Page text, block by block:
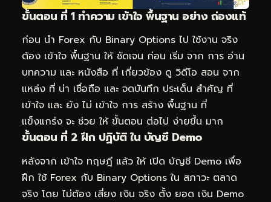
ขั้นตอน ที่ 1 ทำความ เข้าใจ พื้นฐาน อย่าง ถ่องแท้
ก่อน นำ Forex กับ Binary Options ไป ใช้งาน จริง
ต้อง เข้าใจ พื้นฐาน ให้ ชัดเจน ก่อน เริ่ม จาก การ อ่าน
บทความ และ หนังสือ ที่ เกี่ยวข้อง ดู วิดีโอ สอน จาก
แหล่ง ที่ น่า เชื่อถือ และ จดบันทึก ประเด็น สำคัญ ที่
เข้าใจ และ ยัง ไม่ เข้าใจ การ สร้าง พื้นฐาน ที่
แข็งแกร่ง จะ ช่วย ให้ ขั้นตอน ต่อไป ง่ายขึ้น มาก
ขั้นตอน ที่ 2 ฝึก ปฏิบัติ ใน บัญชี Demo
หลังจาก เข้าใจ ทฤษฎี แล้ว ให้ เปิด บัญชี Demo เพื่อ
ฝึก ใช้ Forex กับ Binary Options ใน สภาวะ ตลาด
จริง โดย ไม่ต้อง เสี่ยง เงิน จริง ตั้ง ยอด เงิน Demo